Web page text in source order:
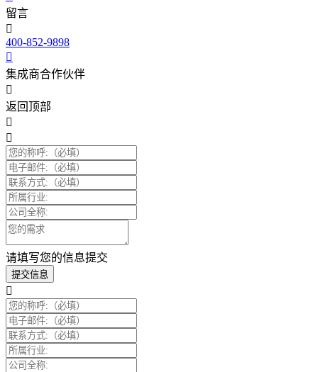
留言
400-852-9898
集成商合作伙伴
返回顶部
请填写您的信息提交
提交信息